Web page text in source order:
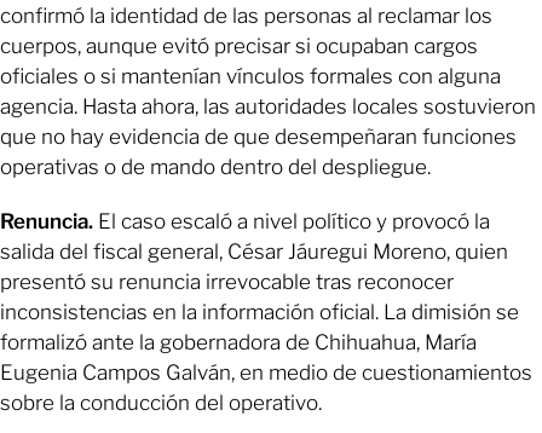
confirmó la identidad de las personas al reclamar los
cuerpos, aunque evitó precisar si ocupaban cargos
oficiales o si mantenían vínculos formales con alguna
agencia. Hasta ahora, las autoridades locales sostuvieron
que no hay evidencia de que desempeñaran funciones
operativas o de mando dentro del despliegue.
Renuncia. El caso escaló a nivel político y provocó la
salida del fiscal general, César Jáuregui Moreno, quien
presentó su renuncia irrevocable tras reconocer
inconsistencias en la información oficial. La dimisión se
formalizó ante la gobernadora de Chihuahua, María
Eugenia Campos Galván, en medio de cuestionamientos
sobre la conducción del operativo.